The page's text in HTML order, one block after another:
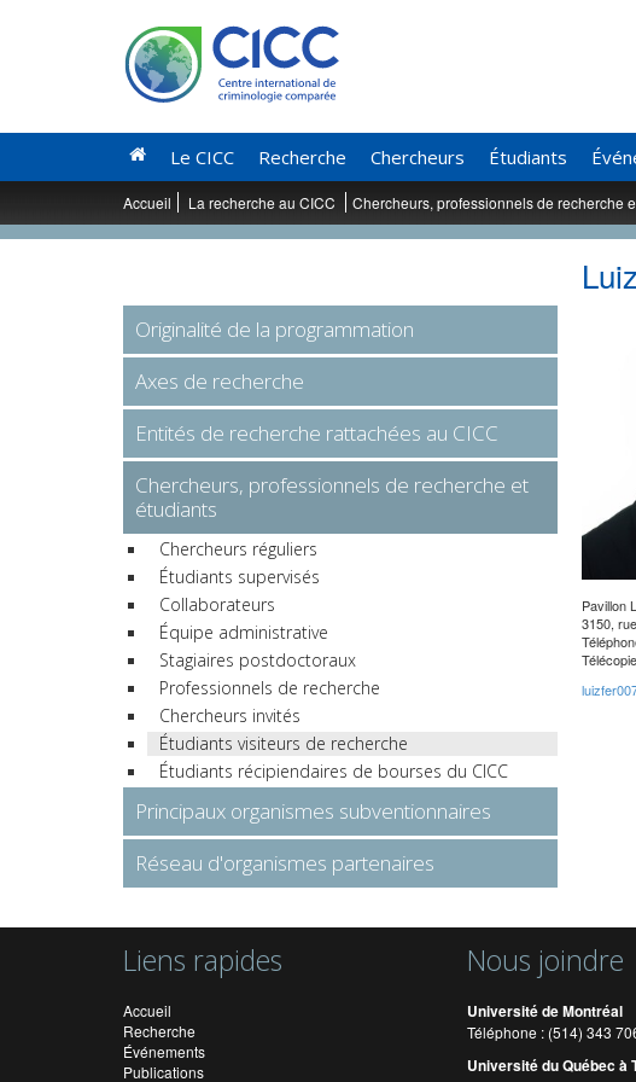
Le CICC Recherche Chercheurs Étudiants
Accueil La recherche au CICC Chercheurs, professionnels de recherche
Pavillon
3150,
Originalité de la programmation
Axes de recherche
Entités de recherche rattachées au CICC
Chercheurs, professionnels de recherche et
étudiants
Chercheurs réguliers
Étudiants supervisés
Collaborateurs
Équipe administrative
Stagiaires postdoctoraux
Professionnels de recherche
Chercheurs invités
Étudiants visiteurs de recherche
Étudiants récipiendaires de bourses du CICC
Principaux organismes subventionnaires
Réseau d'organismes partenaires
Liens rapides
Accueil
Recherche
Événements
Publications
Nous joindre
Université de Montréal
Téléphone : (514) 343
Université du Québec à